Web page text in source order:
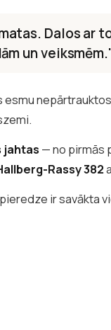
Dalos ar
un
esmu
jahtas — no pirmās
Rassy 382
ir savākta